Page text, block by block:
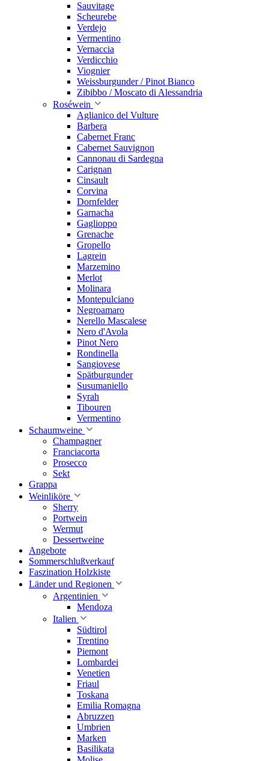
Sauvitage
Scheurebe
Verdejo
Vermentino
Vernaccia
Verdicchio
Viognier
Weissburgunder / Pinot Bianco
Zibibbo / Moscato di Alessandria
Roséwein
Aglianico del Vulture
Barbera
Cabernet Franc
Cabernet Sauvignon
Cannonau di Sardegna
Carignan
Cinsault
Corvina
Dornfelder
Garnacha
Gaglioppo
Grenache
Gropello
Lagrein
Marzemino
Merlot
Molinara
Montepulciano
Negroamaro
Nerello Mascalese
Nero d'Avola
Pinot Nero
Rondinella
Sangiovese
Spätburgunder
Susumaniello
Syrah
Tibouren
Vermentino
Schaumweine
Champagner
Franciacorta
Prosecco
Sekt
Grappa
Weinliköre
Sherry
Portwein
Wermut
Dessertweine
Angebote
Sommerschlußverkauf
Faszination Holzkiste
Länder und Regionen
Argentinien
Mendoza
Italien
Südtirol
Trentino
Piemont
Lombardei
Venetien
Friaul
Toskana
Emilia Romagna
Abruzzen
Umbrien
Marken
Basilikata